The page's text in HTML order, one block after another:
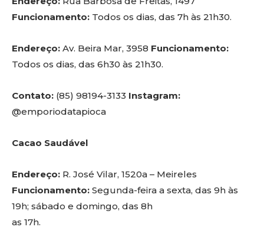
Funcionamento: Todos os dias, das 7h às 21h30.
Endereço: Av. Beira Mar, 3958 Funcionamento:
Todos os dias, das 6h30 às 21h30.
Contato: (85) 98194-3133 Instagram:
@emporiodatapioca
Cacao Saudável
Endereço: R. José Vilar, 1520a – Meireles
Funcionamento: Segunda-feira a sexta, das 9h às
19h; sábado e domingo, das 8h
as 17h.